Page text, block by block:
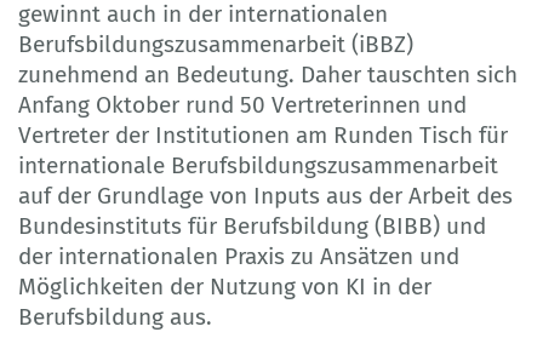
gewinnt auch in der internationalen
Berufsbildungszusammenarbeit (iBBZ)
zunehmend an Bedeutung. Daher tauschten sich
Anfang Oktober rund 50 Vertreterinnen und
Vertreter der Institutionen am Runden Tisch für
internationale Berufsbildungszusammenarbeit
auf der Grundlage von Inputs aus der Arbeit des
Bundesinstituts für Berufsbildung (BIBB) und
der internationalen Praxis zu Ansätzen und
Möglichkeiten der Nutzung von KI in der
Berufsbildung aus.